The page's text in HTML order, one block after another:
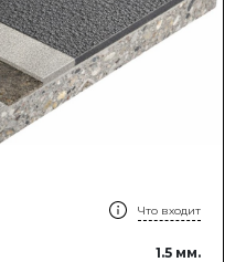
Что входит
1.5 мм.